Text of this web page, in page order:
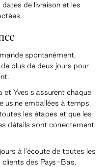
de livraison et les
spontanément.
plus de deux jours pour
et Yves s'assurent chaque
usine emballées à temps,
les étapes et que les
détails sont correctement
à l'écoute de toutes les
clients des Pays-Bas.